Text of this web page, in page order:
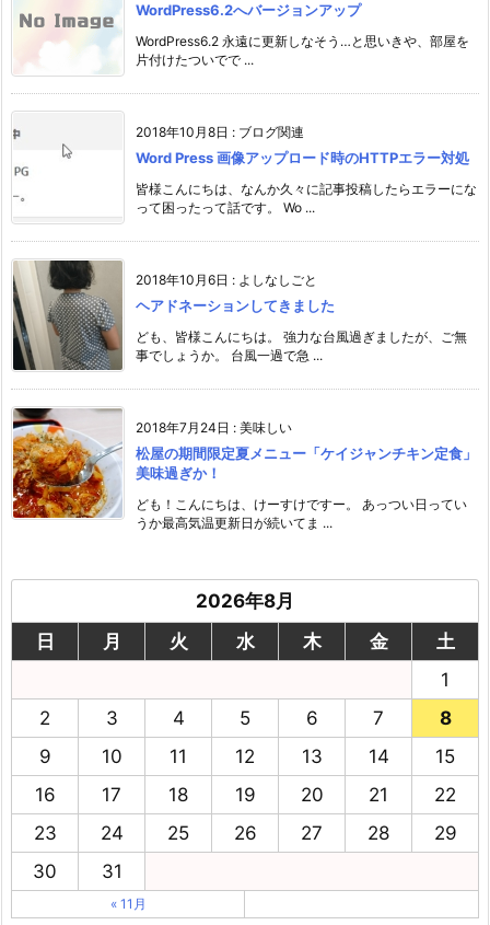
WordPress6.2へバージョンアップ
WordPress6.2 永遠に更新しなそう…と思いきや、部屋を
片付けたついでで ...
2018年10月8日 : ブログ関連
Word Press 画像アップロード時のHTTPエラー対処
皆様こんにちは、なんか久々に記事投稿したらエラーにな
って困ったって話です。 Wo ...
2018年10月6日 : よしなしごと
ヘアドネーションしてきました
ども、皆様こんにちは。 強力な台風過ぎましたが、ご無
事でしょうか。 台風一過で急 ...
2018年7月24日 : 美味しい
松屋の期間限定夏メニュー「ケイジャンチキン定食」
美味過ぎか！
ども！こんにちは、けーすけですー。 あっつい日ってい
うか最高気温更新日が続いてま ...
2026年8月
日
月 火 水 木 金
土
1
2
3 4 5 6 7
8
9
10 11 12 13 14
15
16
17 18 19 20 21
22
23
24 25 26 27 28
29
30
31
« 11月